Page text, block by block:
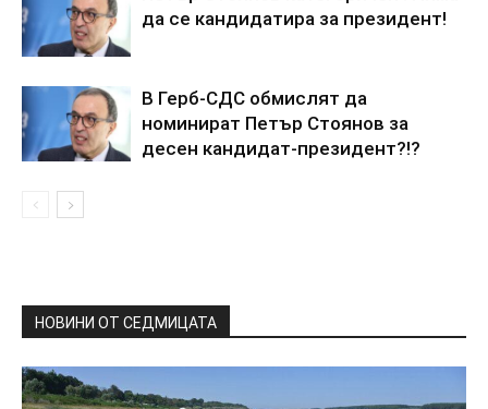
да се кандидатира за президент!
В Герб-СДС обмислят да
номинират Петър Стоянов за
десен кандидат-президент?!?
НОВИНИ ОТ СЕДМИЦАТА